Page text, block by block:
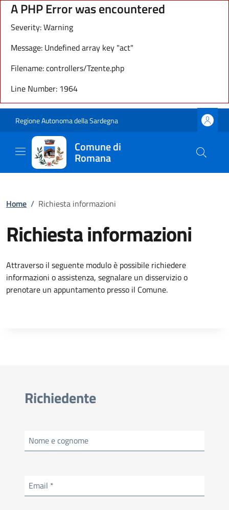
A PHP Error was encountered
Severity: Warning
Message: Undefined array key "act"
Filename: controllers/Tzente.php
Line Number: 1964
Regione Autonoma della Sardegna
Comune di
Romana
Home / Richiesta informazioni
Richiesta informazioni
Attraverso il seguente modulo è possibile richiedere
informazioni o assistenza, segnalare un disservizio o
prenotare un appuntamento presso il Comune.
Richiedente
Nome e cognome
Email *